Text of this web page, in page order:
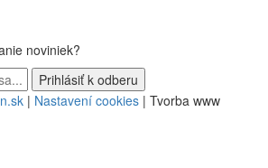
noviniek?
| Nastavení cookies | Tvorba www